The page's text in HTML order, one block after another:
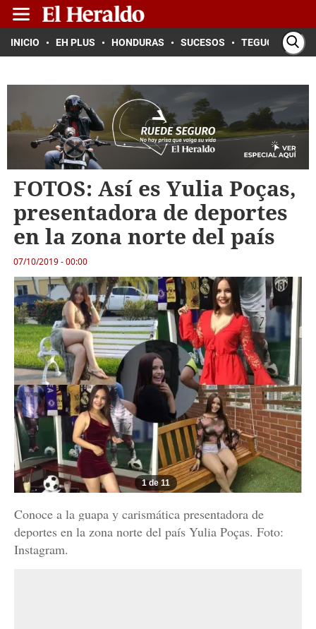
INICIO EH PLUS HONDURAS SUCESOS TEGUCIGALPA
FOTOS: Así es Yulia Poças,
presentadora de deportes
en la zona norte del país
07/10/2019 - 00:00
1 de 11
Conoce a la guapa y carismática presentadora de
deportes en la zona norte del país Yulia Poças. Foto:
Instagram.